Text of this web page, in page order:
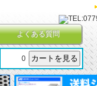
よくある質問
0